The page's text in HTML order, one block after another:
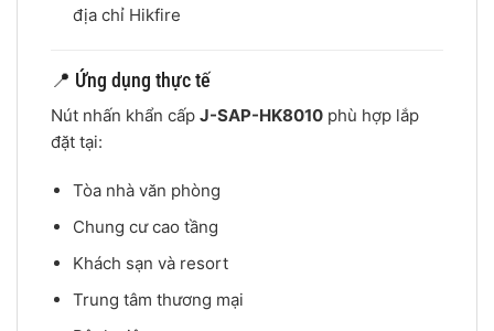
địa chỉ Hikfire
📍 Ứng dụng thực tế
Nút nhấn khẩn cấp J-SAP-HK8010 phù hợp lắp
đặt tại:
Tòa nhà văn phòng
Chung cư cao tầng
Khách sạn và resort
Trung tâm thương mại